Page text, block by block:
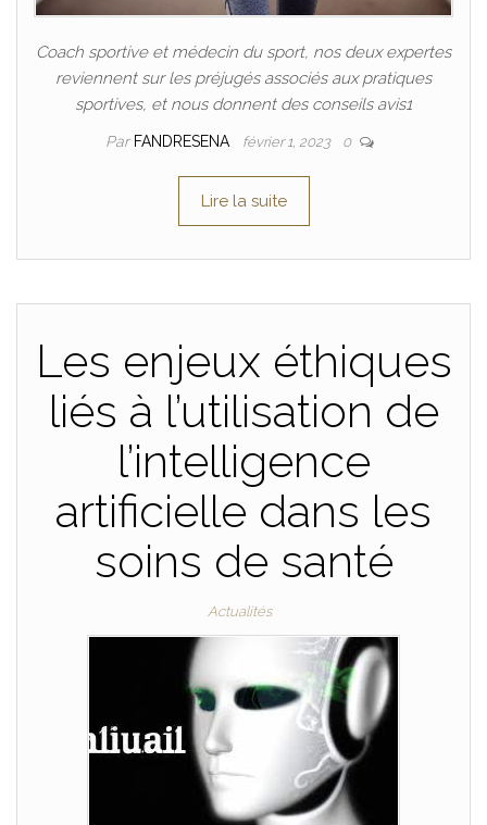
Coach sportive et médecin du sport, nos deux expertes
reviennent sur les préjugés associés aux pratiques
sportives, et nous donnent des conseils avis1
Par FANDRESENA février 1, 2023 0
Lire la suite
Les enjeux éthiques
liés à l’utilisation de
l’intelligence
artificielle dans les
soins de santé
Actualités